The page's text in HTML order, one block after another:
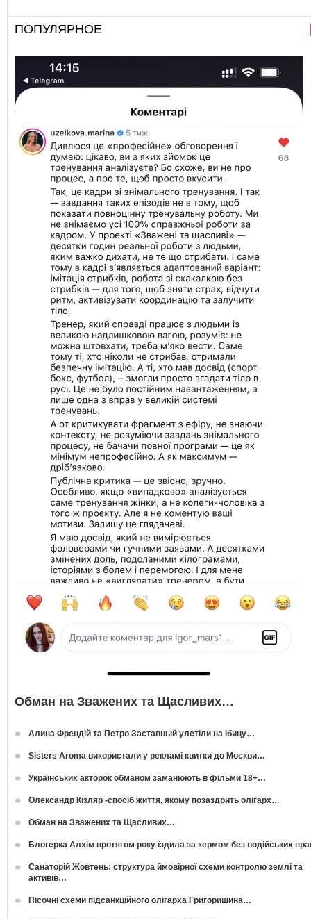
ПОПУЛЯРНОЕ
Обман на Зважених та Щасливих…
Алина Френдій та Петро Заставный улетіли на Ібицу…
Sisters Aroma використали у рекламі квитки до Москви…
Українських акторок обманом заманюють в фільми 18+…
Олександр Кізляр -спосіб життя, якому позаздрить олігарх…
Обман на Зважених та Щасливих…
Блогерка Алхім протягом року їздила за кермом без водійських
Санаторій Жовтень: структура ймовірної схеми контролю землі та
активів…
Пісочні схеми підсанкційного олігарха Григоришина…